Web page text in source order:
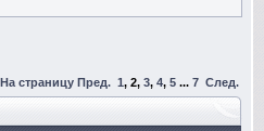
На страницу Пред. 1, 2, 3, 4, 5 ... 7 След.